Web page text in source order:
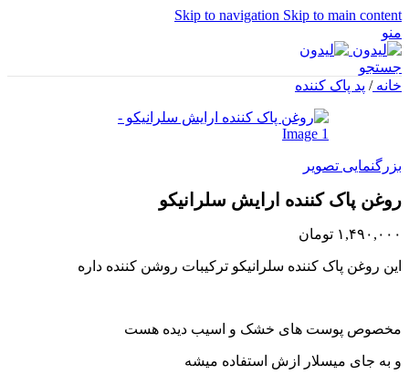
Skip to navigation Skip to main content
منو
جستجو
خانه/ پد پاک کننده
بزرگنمایی تصویر
روغن پاک کننده ارایش سلرانیکو
۱,۴۹۰,۰۰۰ تومان
این روغن پاک کننده سلرانیکو ترکیبات روشن کننده داره
مخصوص پوست های خشک و اسیب دیده هست
و به جای میسلار ازش استفاده میشه